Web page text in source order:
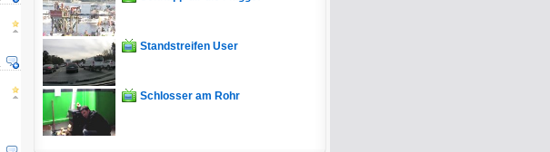
Standstreifen User
Schlosser am Rohr